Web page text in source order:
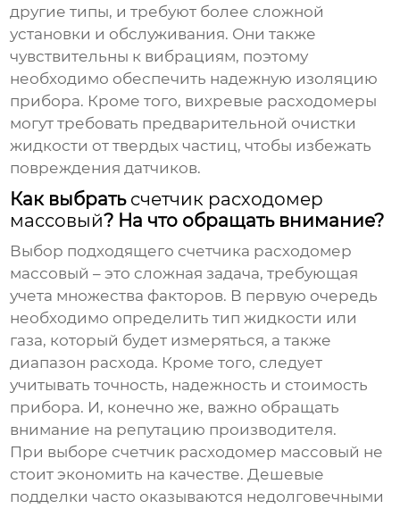
другие типы, и требуют более сложной
установки и обслуживания. Они также
чувствительны к вибрациям, поэтому
необходимо обеспечить надежную изоляцию
прибора. Кроме того, вихревые расходомеры
могут требовать предварительной очистки
жидкости от твердых частиц, чтобы избежать
повреждения датчиков.
Как выбрать счетчик расходомер
массовый? На что обращать внимание?
Выбор подходящего счетчика расходомер
массовый – это сложная задача, требующая
учета множества факторов. В первую очередь
необходимо определить тип жидкости или
газа, который будет измеряться, а также
диапазон расхода. Кроме того, следует
учитывать точность, надежность и стоимость
прибора. И, конечно же, важно обращать
внимание на репутацию производителя.
При выборе счетчик расходомер массовый не
стоит экономить на качестве. Дешевые
подделки часто оказываются недолговечными